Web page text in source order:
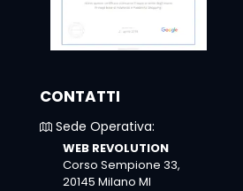
CONTATTI
Sede Operativa:
WEB REVOLUTION
Corso Sempione 33,
20145 Milano MI